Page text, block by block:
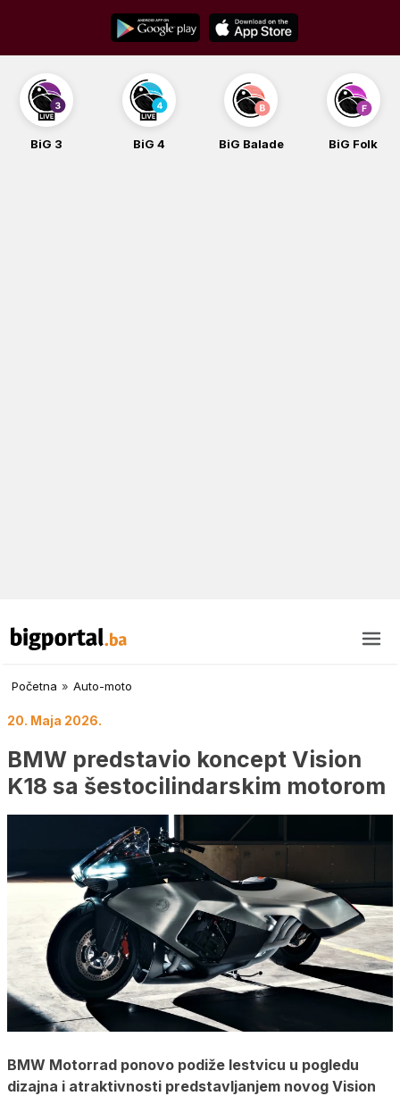
content
BiG 4 BiG Balade BiG Folk BiG iG
Početna » Auto-moto
20. Maja 2026.
BMW predstavio koncept Vision
K18 sa šestocilindarskim motorom
BMW Motorrad ponovo podiže lestvicu u pogledu
dizajna i atraktivnosti predstavljanjem novog Vision